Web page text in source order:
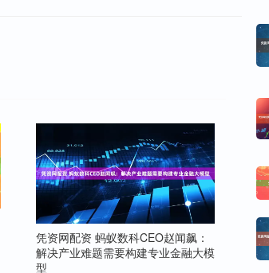
凭资网配资 蚂蚁数科CEO赵闻飙：
解决产业难题需要构建专业金融大模
型